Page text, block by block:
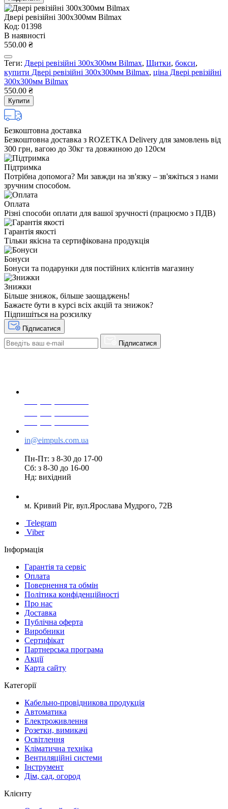
Двері ревізійні 300x300мм Bilmax
Код: 01398
В наявності
550.00 ₴
Теги: Двері ревізійні 300x300мм Bilmax, Щитки, бокси,
купити Двері ревізійні 300x300мм Bilmax, ціна Двері ревізійні
300x300мм Bilmax
550.00 ₴
Купити
Безкоштовна доставка
Безкоштовна доставка з ROZETKA Delivery для замовлень від
300 грн, вагою до 30кг та довжиною до 120см
Підтримка
Потрібна допомога? Ми завжди на зв'язку – зв'яжіться з нами
зручним способом.
Оплата
Різні способи оплати для вашої зручності (працюємо з ПДВ)
Гарантія якості
Тільки якісна та сертифікована продукція
Бонуси
Бонуси та подарунки для постійних клієнтів магазину
Знижки
Більше знижок, більше заощаджень!
Бажаєте бути в курсі всіх акцій та знижок?
Підпишіться на розсилку
Підписатися
Підписатися
in@eimpuls.com.ua
Пн-Пт: з 8-30 до 17-00
Сб: з 8-30 до 16-00
Нд: вихідний
м. Кривий Ріг, вул.Ярослава Мудрого, 72В
Telegram
Viber
Інформація
Гарантія та сервіс
Оплата
Повернення та обмін
Політика конфіденційності
Про нас
Доставка
Публічна оферта
Виробники
Сертифікат
Партнерська програма
Акції
Карта сайту
Категорії
Кабельно-провідникова продукція
Автоматика
Електроживлення
Розетки, вимикачі
Освітлення
Кліматична техніка
Вентиляційні системи
Інструмент
Дім, сад, огород
Клієнту